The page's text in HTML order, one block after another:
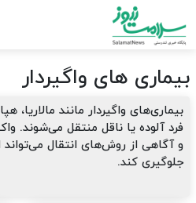
بیماری های واگیردار
بیماری‌های واگیردار مانند
فرد آلوده یا ناقل منتقل می‌شوند.
و آگاهی از روش‌های انتقال می‌تواند
جلوگیری کند.